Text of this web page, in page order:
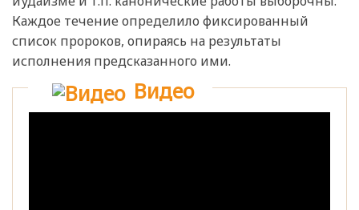
Каждое течение определило фиксированный
список пророков, опираясь на результаты
исполнения предсказанного ими.
Видео